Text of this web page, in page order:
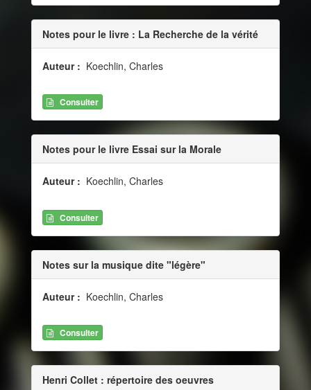
Notes pour le livre : La Recherche de la vérité
Auteur : Koechlin, Charles
Consulter
Notes pour le livre Essai sur la Morale
Auteur : Koechlin, Charles
Consulter
Notes sur la musique dite "légère"
Auteur : Koechlin, Charles
Consulter
Henri Collet : répertoire des oeuvres